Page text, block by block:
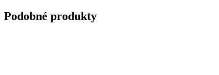
Podobné produkty